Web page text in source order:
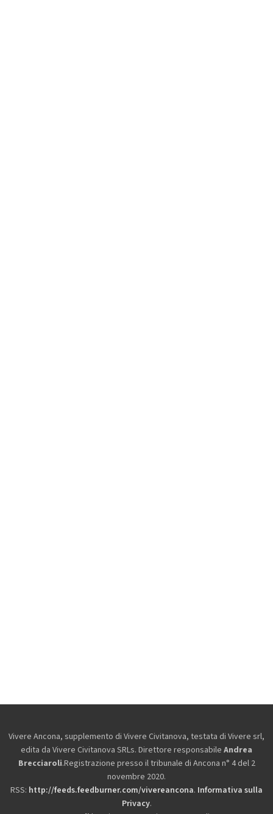
Vivere Ancona, supplemento di Vivere Civitanova, testata di Vivere srl,
edita da Vivere Civitanova SRLs. Direttore responsabile Andrea
Brecciaroli.Registrazione presso il tribunale di Ancona n° 4 del 2
novembre 2020.
RSS: http://feeds.feedburner.com/vivereancona. Informativa sulla
Privacy.